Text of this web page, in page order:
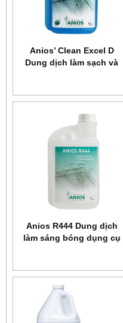
Anios’ Clean Excel D
Dung dịch làm sạch và
Anios R444 Dung dịch
làm sáng bóng dụng cụ